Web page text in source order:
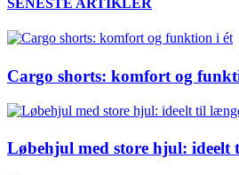
SENESTE ARTIKLER
Cargo shorts: komfort og
Løbehjul med store hjul: ideelt